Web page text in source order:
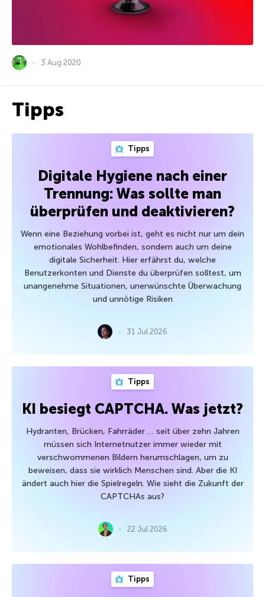
3 Aug 2020
Tipps
Tipps
Digitale Hygiene nach einer
Trennung: Was sollte man
überprüfen und deaktivieren?
Wenn eine Beziehung vorbei ist, geht es nicht nur um dein
emotionales Wohlbefinden, sondern auch um deine
digitale Sicherheit. Hier erfährst du, welche
Benutzerkonten und Dienste du überprüfen solltest, um
unangenehme Situationen, unerwünschte Überwachung
und unnötige Risiken
31 Jul 2026
Tipps
KI besiegt CAPTCHA. Was jetzt?
Hydranten, Brücken, Fahrräder … seit über zehn Jahren
müssen sich Internetnutzer immer wieder mit
verschwommenen Bildern herumschlagen, um zu
beweisen, dass sie wirklich Menschen sind. Aber die KI
ändert auch hier die Spielregeln. Wie sieht die Zukunft der
CAPTCHAs aus?
22 Jul 2026
Tipps